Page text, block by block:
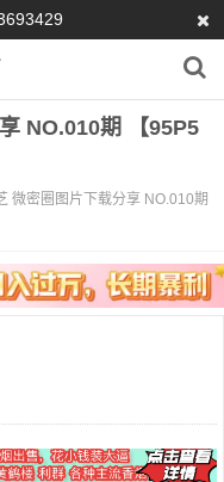
NO.010期 【95P5
微密圈图片下载分享 NO.010期